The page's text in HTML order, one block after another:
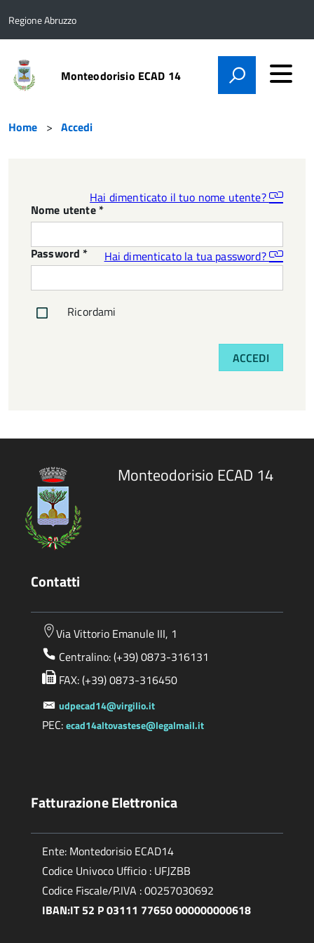
Regione Abruzzo
Monteodorisio ECAD 14
Home Accedi
Hai dimenticato il tuo nome utente?
Nome utente*
Hai dimenticato la tua password?
Password *
Ricordami
ACCEDI
Monteodorisio ECAD 14
Contatti
Via Vittorio Emanule III, 1
Centralino: (+39) 0873-316131
FAX: (+39) 0873-316450
udpecad14@virgilio.it
PEC:ecad14altovastese@legalmail.it
Fatturazione Elettronica
Ente: Montedorisio ECAD14
Codice Univoco Ufficio : UFJZBB
Codice Fiscale/P.IVA : 00257030692
IBAN:IT 52 P 03111 77650 000000000618